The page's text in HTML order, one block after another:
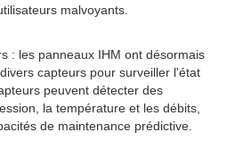
malvoyants.
: les panneaux IHM ont désormais
capteurs pour surveiller l'état
peuvent détecter des
la température et les débits,
de maintenance prédictive.